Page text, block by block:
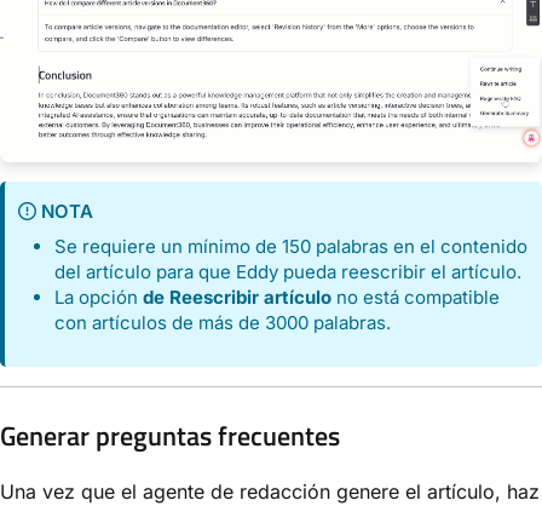
NOTA
Se requiere un mínimo de 150 palabras en el contenido
del artículo para que Eddy pueda reescribir el artículo.
La opciónde Reescribir artículo no está compatible
con artículos de más de 3000 palabras.
Generar preguntas frecuentes
Una vez que el agente de redacción genere el artículo, haz